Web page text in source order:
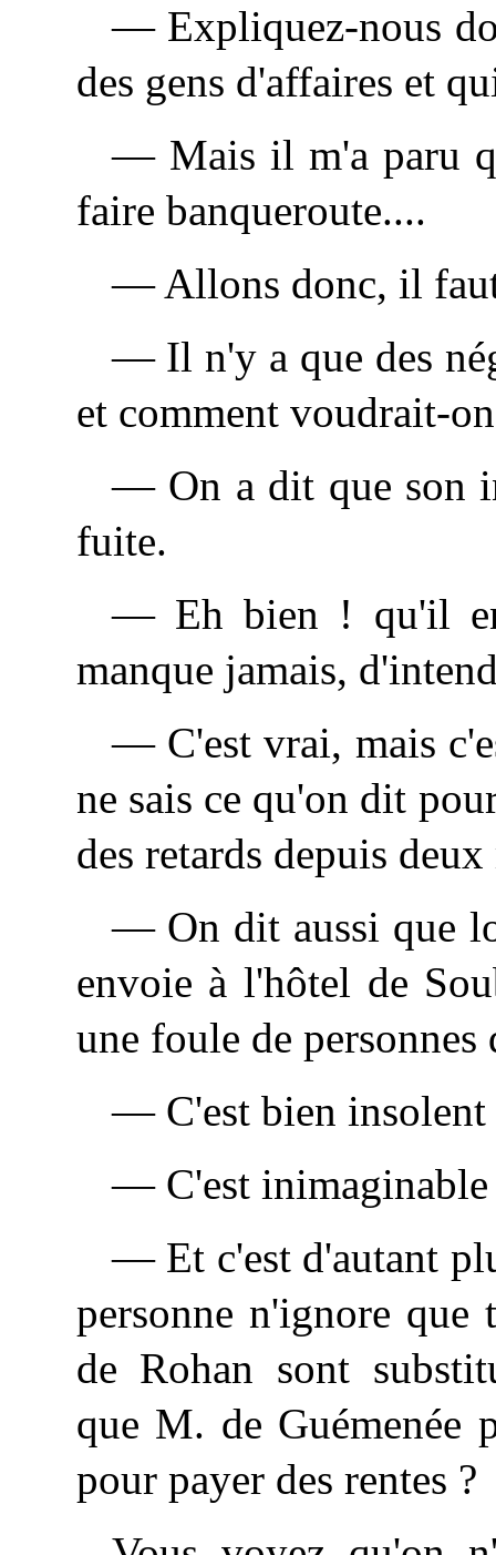
— Expliquez-nous
des gens d'affaires et
— Mais il m'a paru
faire banqueroute....
— Allons donc, il faut
— Il n'y a que des
et comment voudrait-
— On a dit que son
fuite.
— Eh bien ! qu'il
manque jamais,
— C'est vrai, mais
ne sais ce qu'on dit
des retards depuis
— On dit aussi que
envoie à l'hôtel de
une foule de
— C'est bien
— C'est inimaginable
— Et c'est d'autant
personne n'ignore que
de Rohan sont
que M. de Guémenée
pour payer des rentes ?